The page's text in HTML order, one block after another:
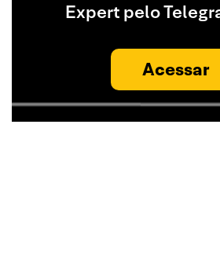
Expert pelo
Acessar